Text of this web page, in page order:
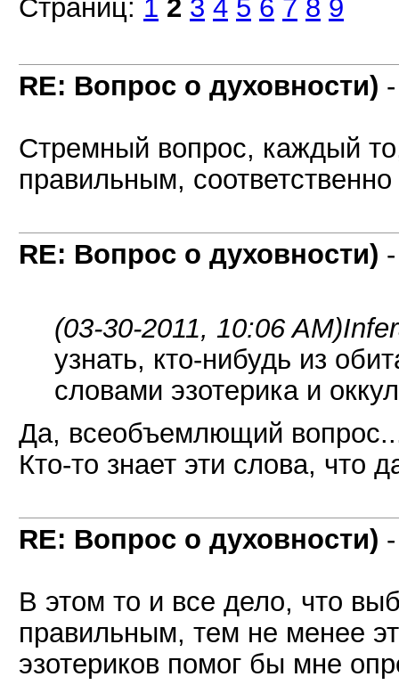
Страниц: 1 2 3 4 5 6 7 8 9
RE: Вопрос о духовности)
Стремный вопрос, каждый
правильным,
RE: Вопрос о духовности)
(03-30-2011, 10:06 AM)
узнать, кто-нибудь из
словами эзотерика и
Да, всеобъемлющий
Кто-то знает эти слова, что
RE: Вопрос о духовности)
В этом то и все дело, что
правильным, тем не менее
эзотериков помог бы мне